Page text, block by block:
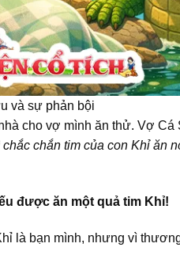
và sự phản bội
cho vợ mình ăn thử. Vợ
chắc chắn tim của con Khỉ ăn
được ăn một quả tim Khỉ!
là bạn mình, nhưng vì